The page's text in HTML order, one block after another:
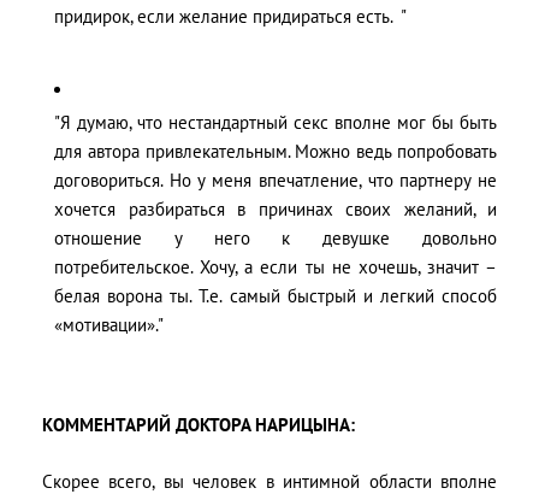
придирок, если желание придираться есть. "
"Я думаю, что нестандартный секс вполне мог бы быть
для автора привлекательным. Можно ведь попробовать
договориться. Но у меня впечатление, что партнеру не
хочется разбираться в причинах своих желаний, и
отношение у него к девушке довольно
потребительское. Хочу, а если ты не хочешь, значит –
белая ворона ты. Т.е. самый быстрый и легкий способ
«мотивации»."
КОММЕНТАРИЙ ДОКТОРА НАРИЦЫНА:
Скорее всего, вы человек в интимной области вполне